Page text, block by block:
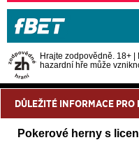
Hrajte zodpovědně. 18+ |
hazardní hře může
DŮLEŽITÉ INFORMACE PRO
Pokerové herny s